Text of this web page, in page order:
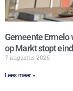
Gemeente Ermelo
op Markt stopt
7 augustus 2026
Lees meer »